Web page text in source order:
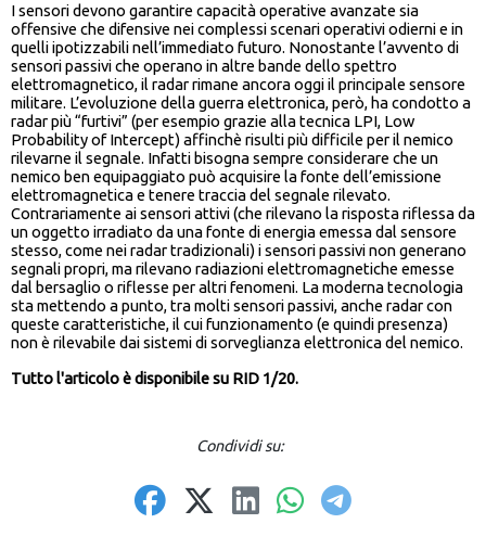
I sensori devono garantire capacità operative avanzate sia
offensive che difensive nei complessi scenari operativi odierni e in
quelli ipotizzabili nell’immediato futuro. Nonostante l’avvento di
sensori passivi che operano in altre bande dello spettro
elettromagnetico, il radar rimane ancora oggi il principale sensore
militare. L’evoluzione della guerra elettronica, però, ha condotto a
radar più “furtivi” (per esempio grazie alla tecnica LPI, Low
Probability of Intercept) affinchè risulti più difficile per il nemico
rilevarne il segnale. Infatti bisogna sempre considerare che un
nemico ben equipaggiato può acquisire la fonte dell’emissione
elettromagnetica e tenere traccia del segnale rilevato.
Contrariamente ai sensori attivi (che rilevano la risposta riflessa da
un oggetto irradiato da una fonte di energia emessa dal sensore
stesso, come nei radar tradizionali) i sensori passivi non generano
segnali propri, ma rilevano radiazioni elettromagnetiche emesse
dal bersaglio o riflesse per altri fenomeni. La moderna tecnologia
sta mettendo a punto, tra molti sensori passivi, anche radar con
queste caratteristiche, il cui funzionamento (e quindi presenza)
non è rilevabile dai sistemi di sorveglianza elettronica del nemico.
Tutto l'articolo è disponibile su RID 1/20.
Condividi su: